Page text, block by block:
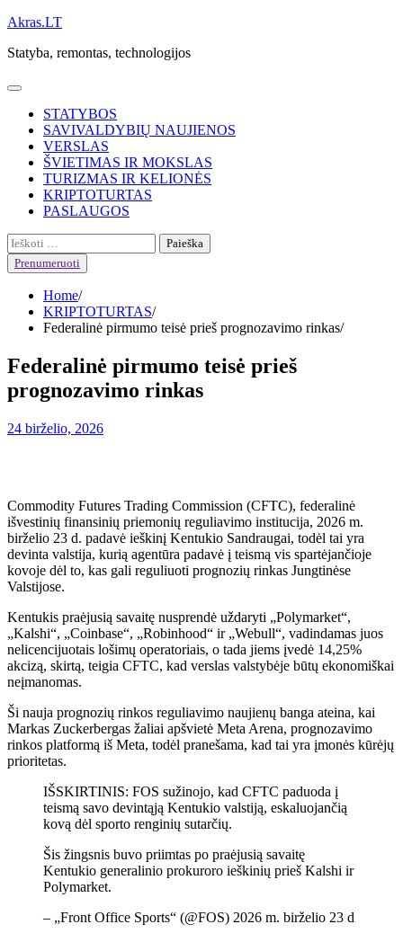
Skip
content
Akras.LT
Statyba, remontas, technologijos
STATYBOS
SAVIVALDYBIŲ NAUJIENOS
VERSLAS
ŠVIETIMAS IR MOKSLAS
TURIZMAS IR KELIONĖS
KRIPTOTURTAS
PASLAUGOS
Ieškoti:
Prenumeruoti
Home
KRIPTOTURTAS
Federalinė pirmumo teisė prieš prognozavimo rinkas
Federalinė pirmumo teisė prieš
prognozavimo rinkas
24 birželio, 2026
Commodity Futures Trading Commission (CFTC), federalinė
išvestinių finansinių priemonių reguliavimo institucija, 2026 m.
birželio 23 d. padavė ieškinį Kentukio Sandraugai, todėl tai yra
devinta valstija, kurią agentūra padavė į teismą vis spartėjančioje
kovoje dėl to, kas gali reguliuoti prognozių rinkas Jungtinėse
Valstijose.
Kentukis praėjusią savaitę nusprendė uždaryti „Polymarket“,
„Kalshi“, „Coinbase“, „Robinhood“ ir „Webull“, vadindamas juos
nelicencijuotais lošimų operatoriais, o tada jiems įvedė 14,25%
akcizą, skirtą, teigia CFTC, kad verslas valstybėje būtų ekonomiškai
neįmanomas.
Ši nauja prognozių rinkos reguliavimo naujienų banga ateina, kai
Markas Zuckerbergas žaliai apšvietė Meta Arena, prognozavimo
rinkos platformą iš Meta, todėl pranešama, kad tai yra įmonės kūrėjų
prioritetas.
IŠSKIRTINIS: FOS sužinojo, kad CFTC paduoda į
teismą savo devintąją Kentukio valstiją, eskaluojančią
kovą dėl sporto renginių sutarčių.
Šis žingsnis buvo priimtas po praėjusią savaitę
Kentukio generalinio prokuroro ieškinių prieš Kalshi ir
Polymarket.
– „Front Office Sports“ (@FOS) 2026 m. birželio 23 d